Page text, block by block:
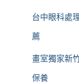
台中眼科處
薦
畫室獨家新
保養